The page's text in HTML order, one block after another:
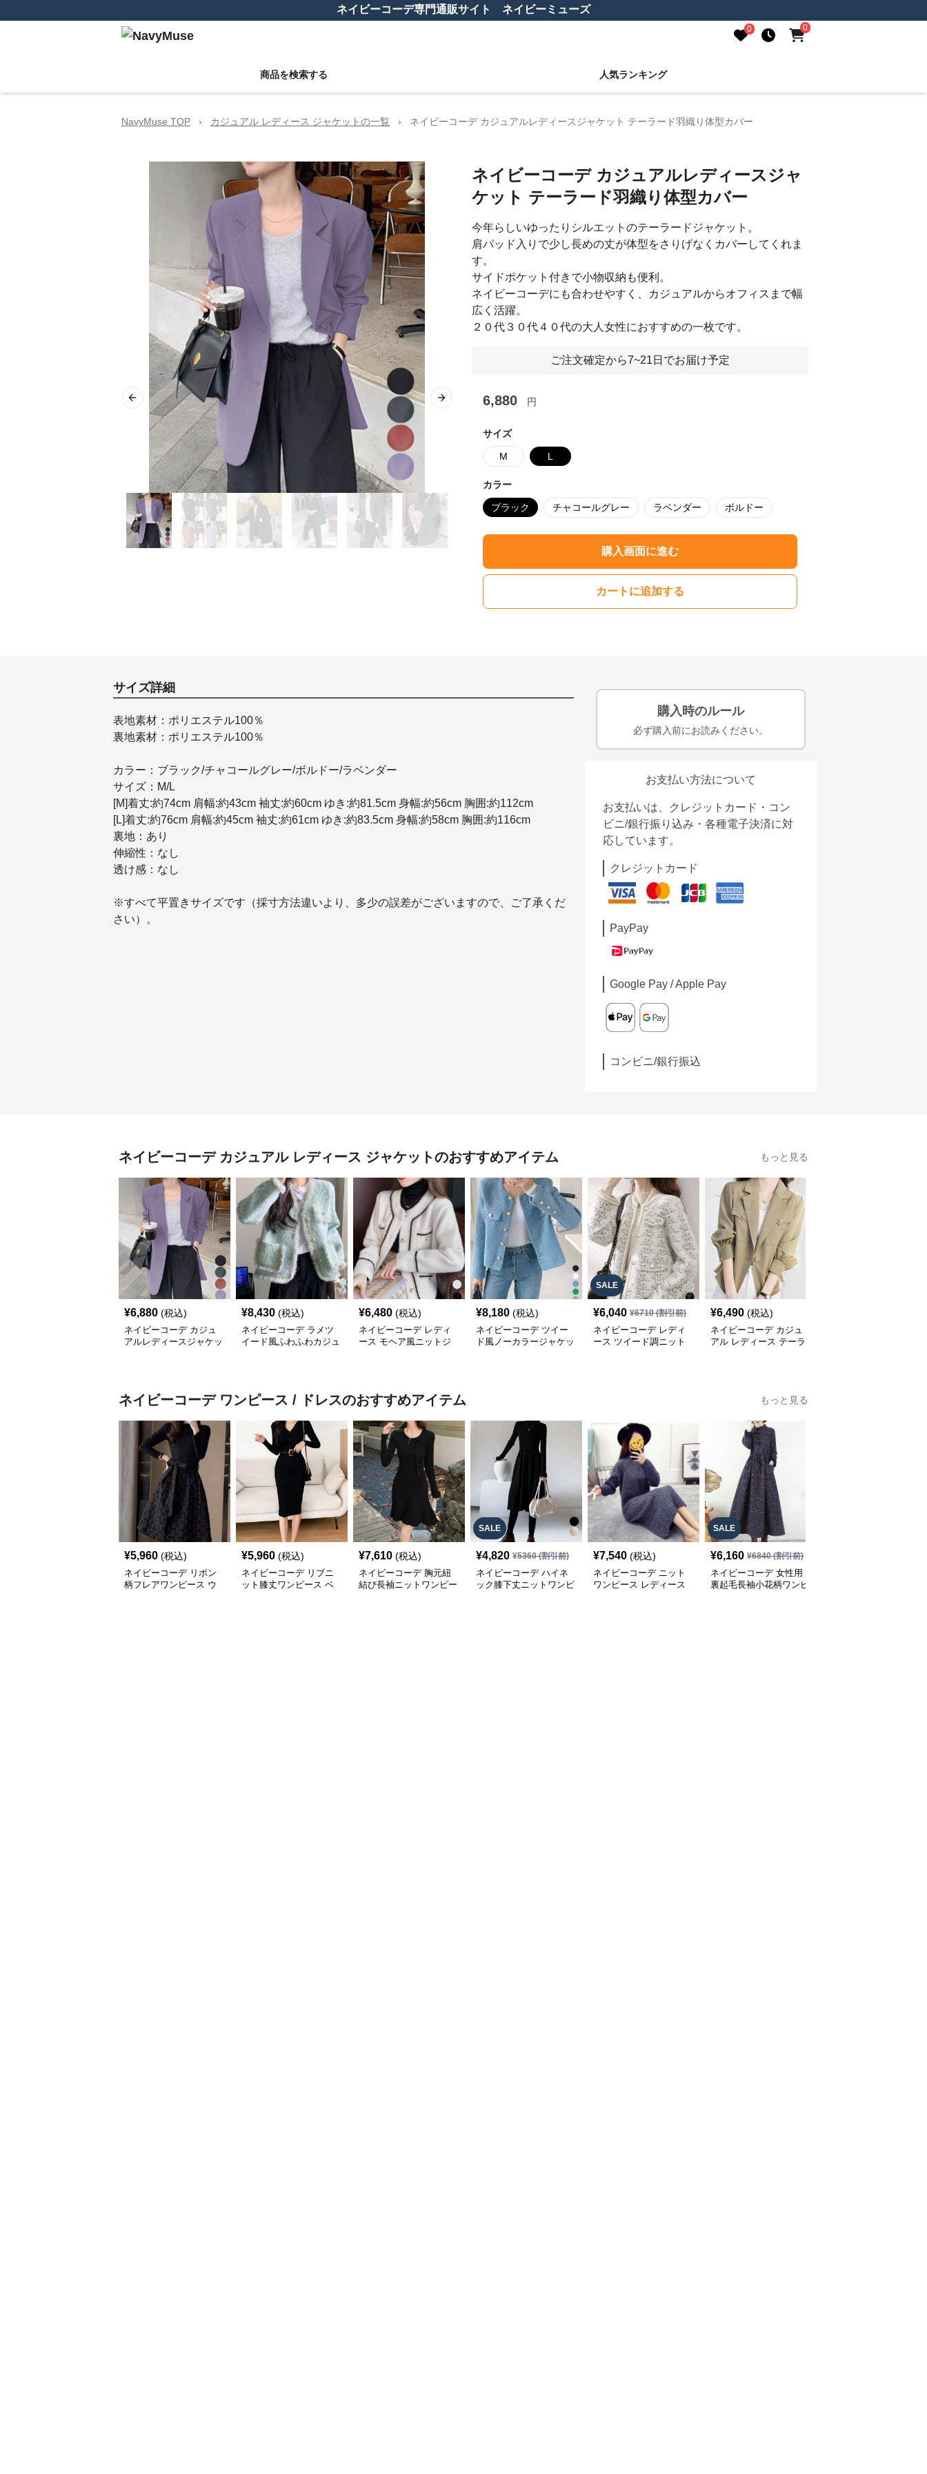
ネイビーコーデ専門通販サイト ネイビーミューズ
0 0
商品を検索する 人気ランキング
NavyMuse TOP › カジュアル レディース ジャケットの一覧 › ネイビーコーデ カジュアルレディースジャケット テーラード羽織り体型カバー
Previous slide Next slide
ネイビーコーデ カジュアルレディースジャ
ケット テーラード羽織り体型カバー
今年らしいゆったりシルエットのテーラードジャケット。
肩パッド入りで少し長めの丈が体型をさりげなくカバーしてくれま
す。
サイドポケット付きで小物収納も便利。
ネイビーコーデにも合わせやすく、カジュアルからオフィスまで幅
広く活躍。
２０代３０代４０代の大人女性におすすめの一枚です。
ご注文確定から7~21日でお届け予定
6,880 円
サイズ
M L
カラー
ブラック チャコールグレー ラベンダー ボルドー
購入画面に進む
カートに追加する
サイズ詳細
表地素材：ポリエステル100％
裏地素材：ポリエステル100％
カラー：ブラック/チャコールグレー/ボルドー/ラベンダー
サイズ：M/L
[M]着丈:約74cm 肩幅:約43cm 袖丈:約60cm ゆき:約81.5cm 身幅:約56cm 胸囲:約112cm
[L]着丈:約76cm 肩幅:約45cm 袖丈:約61cm ゆき:約83.5cm 身幅:約58cm 胸囲:約116cm
裏地：あり
伸縮性：なし
透け感：なし
※すべて平置きサイズです（採寸方法違いより、多少の誤差がございますので、ご了承くだ
さい）。
購入時のルール
必ず購入前にお読みください。
お支払い方法について
お支払いは、クレジットカード・コン
ビニ/銀行振り込み・各種電子決済に対
応しています。
クレジットカード
PayPay
Google Pay / Apple Pay
コンビニ/銀行振込
ネイビーコーデ カジュアル レディース ジャケットのおすすめアイテム もっと見る
¥6,880 (税込)
ネイビーコーデ カジュ
アルレディースジャケッ
¥8,430 (税込)
ネイビーコーデ ラメツ
イード風ふわふわカジュ
¥6,480 (税込)
ネイビーコーデ レディ
ース モヘア風ニットジ
¥8,180 (税込)
ネイビーコーデ ツイー
ド風ノーカラージャケッ
SALE
¥6,040 ¥6710(割引前)
ネイビーコーデ レディ
ース ツイード調ニット
¥6,490 (税込)
ネイビーコーデ カジュ
アル レディース テーラ
ネイビーコーデ ワンピース / ドレスのおすすめアイテム もっと見る
¥5,960 (税込)
ネイビーコーデ リボン
柄フレアワンピース ウ
¥5,960 (税込)
ネイビーコーデ リブニ
ット膝丈ワンピース ベ
¥7,610 (税込)
ネイビーコーデ 胸元紐
結び長袖ニットワンピー
SALE
¥4,820 ¥5360(割引前)
ネイビーコーデ ハイネ
ック膝下丈ニットワンピ
¥7,540 (税込)
ネイビーコーデ ニット
ワンピース レディース
SALE
¥6,160 ¥6840(割引前)
ネイビーコーデ 女性用
裏起毛長袖小花柄ワンピ